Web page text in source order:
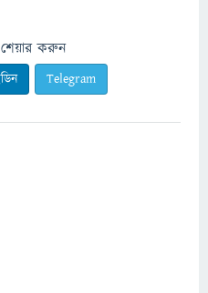
শেয়ার করুন
Telegram